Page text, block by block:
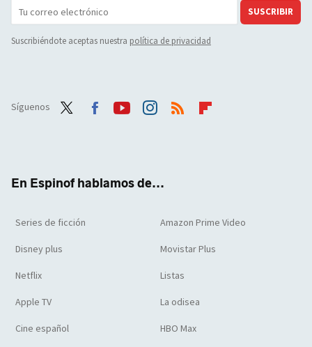
SUSCRIBIR
Suscribiéndote aceptas nuestra política de privacidad
Síguenos
En Espinof hablamos de...
Series de ficción Amazon Prime Video
Disney plus Movistar Plus
Netflix Listas
Apple TV La odisea
Cine español HBO Max